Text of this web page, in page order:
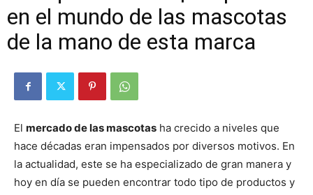
en el mundo de las mascotas
de la mano de esta marca
El mercado de las mascotas ha crecido a niveles que
hace décadas eran impensados por diversos motivos. En
la actualidad, este se ha especializado de gran manera y
hoy en día se pueden encontrar todo tipo de productos y